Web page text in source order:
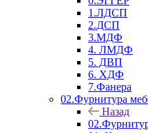
1.ЛДСП
2.ДСП
3.МДФ
4. ЛМДФ
5. ДВП
6. ХДФ
7.Фанера
02.Фурнитура
Назад